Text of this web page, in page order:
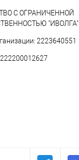
С ОГРАНИЧЕННОЙ
"ИВОЛГА"
2223640551